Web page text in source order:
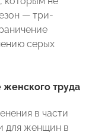
— три-
серых
женского труда
в части
для женщин в